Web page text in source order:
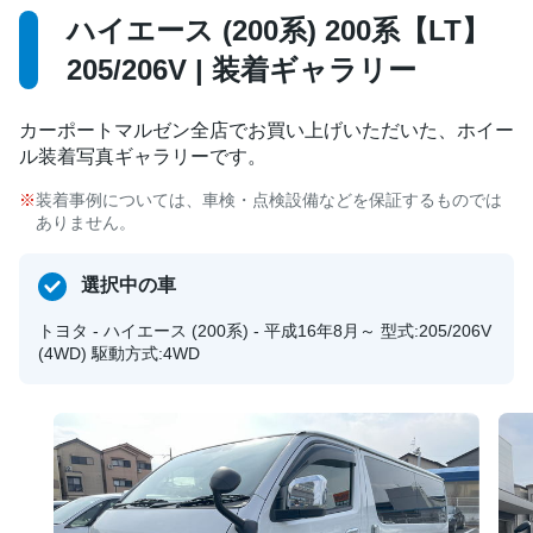
ハイエース (200系) 200系【LT】
205/206V | 装着ギャラリー
カーポートマルゼン全店でお買い上げいただいた、ホイー
ル装着写真ギャラリーです。
装着事例については、車検・点検設備などを保証するものでは
ありません。
選択中の車
トヨタ - ハイエース (200系) - 平成16年8月～ 型式:205/206V
(4WD) 駆動方式:4WD